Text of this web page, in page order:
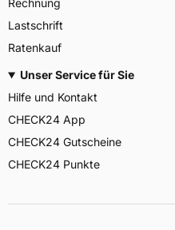
Rechnung
Lastschrift
Ratenkauf
Unser Service für Sie
Hilfe und Kontakt
CHECK24 App
CHECK24 Gutscheine
CHECK24 Punkte